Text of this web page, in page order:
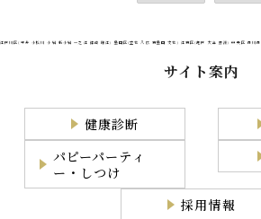
江戸川区(平井 小松川 小岩 新小岩 一之江 篠崎 瑞江) 墨田区(立花 八広 東墨田 文花) 江東区(亀戸 大島 豊洲) 中央区 市川
サイト案内
健康診断
パピーパーティ
ー・しつけ
採用情報